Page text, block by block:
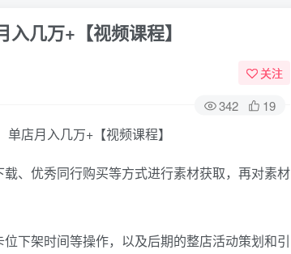
几万+【视频课程】
关注
342 19
、优秀同行购买等方式进行素材获取，再对素材
下架时间等操作，以及后期的整店活动策划和引